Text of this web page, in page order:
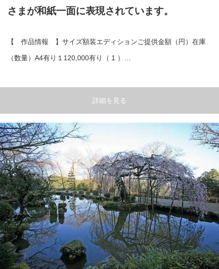
さまが和紙一面に表現されています。
【 作品情報 】サイズ額装エディションご提供金額（円）在庫
（数量）A4有り１120,000有り（ 1 ）…
詳細を見る